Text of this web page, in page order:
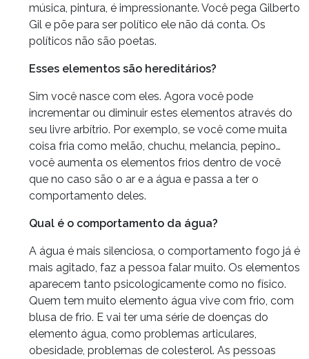
música, pintura, é impressionante. Você pega Gilberto
Gil e põe para ser político ele não dá conta. Os
políticos não são poetas.
Esses elementos são hereditários?
Sim você nasce com eles. Agora você pode
incrementar ou diminuir estes elementos através do
seu livre arbítrio. Por exemplo, se você come muita
coisa fria como melão, chuchu, melancia, pepino…
você aumenta os elementos frios dentro de você
que no caso são o ar e a água e passa a ter o
comportamento deles.
Qual é o comportamento da água?
A água é mais silenciosa, o comportamento fogo já é
mais agitado, faz a pessoa falar muito. Os elementos
aparecem tanto psicologicamente como no físico.
Quem tem muito elemento água vive com frio, com
blusa de frio. E vai ter uma série de doenças do
elemento água, como problemas articulares,
obesidade, problemas de colesterol. As pessoas